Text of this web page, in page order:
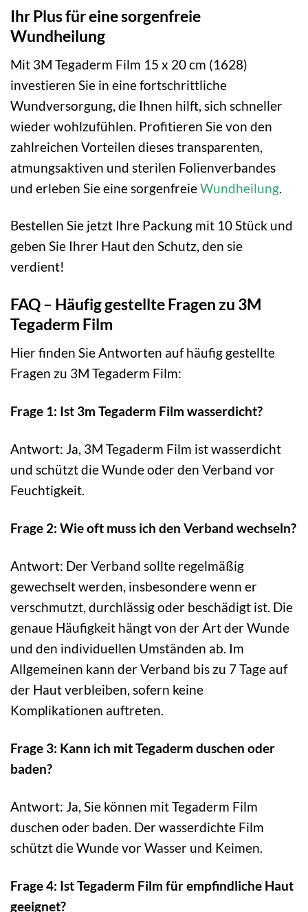
Ihr Plus für eine sorgenfreie
Wundheilung
Mit 3M Tegaderm Film 15 x 20 cm (1628)
investieren Sie in eine fortschrittliche
Wundversorgung, die Ihnen hilft, sich schneller
wieder wohlzufühlen. Profitieren Sie von den
zahlreichen Vorteilen dieses transparenten,
atmungsaktiven und sterilen Folienverbandes
und erleben Sie eine sorgenfreieWundheilung
Bestellen Sie jetzt Ihre Packung mit 10 Stück und
geben Sie Ihrer Haut den Schutz, den sie
verdient!
FAQ – Häufig gestellte Fragen zu 3M
Tegaderm Film
Hier finden Sie Antworten auf häufig gestellte
Fragen zu 3M Tegaderm Film:
Frage 1: Ist 3m Tegaderm Film wasserdicht?
Antwort: Ja, 3M Tegaderm Film ist wasserdicht
und schützt die Wunde oder den Verband vor
Feuchtigkeit.
Frage 2: Wie oft muss ich den Verband wechseln?
Antwort: Der Verband sollte regelmäßig
gewechselt werden, insbesondere wenn er
verschmutzt, durchlässig oder beschädigt ist. Die
genaue Häufigkeit hängt von der Art der Wunde
und den individuellen Umständen ab. Im
Allgemeinen kann der Verband bis zu 7 Tage auf
der Haut verbleiben, sofern keine
Komplikationen auftreten.
Frage 3: Kann ich mit Tegaderm duschen oder
baden?
Antwort: Ja, Sie können mit Tegaderm Film
duschen oder baden. Der wasserdichte Film
schützt die Wunde vor Wasser und Keimen.
Frage 4: Ist Tegaderm Film für empfindliche Haut
geeignet?